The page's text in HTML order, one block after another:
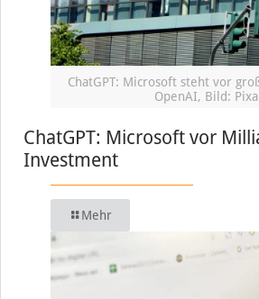
ChatGPT: Microsoft steht vor
OpenAI, Bild:
ChatGPT: Microsoft vor
Investment
Mehr